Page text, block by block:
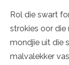
Rol die swart
strokies oor die
mondjie uit die
malvalekker